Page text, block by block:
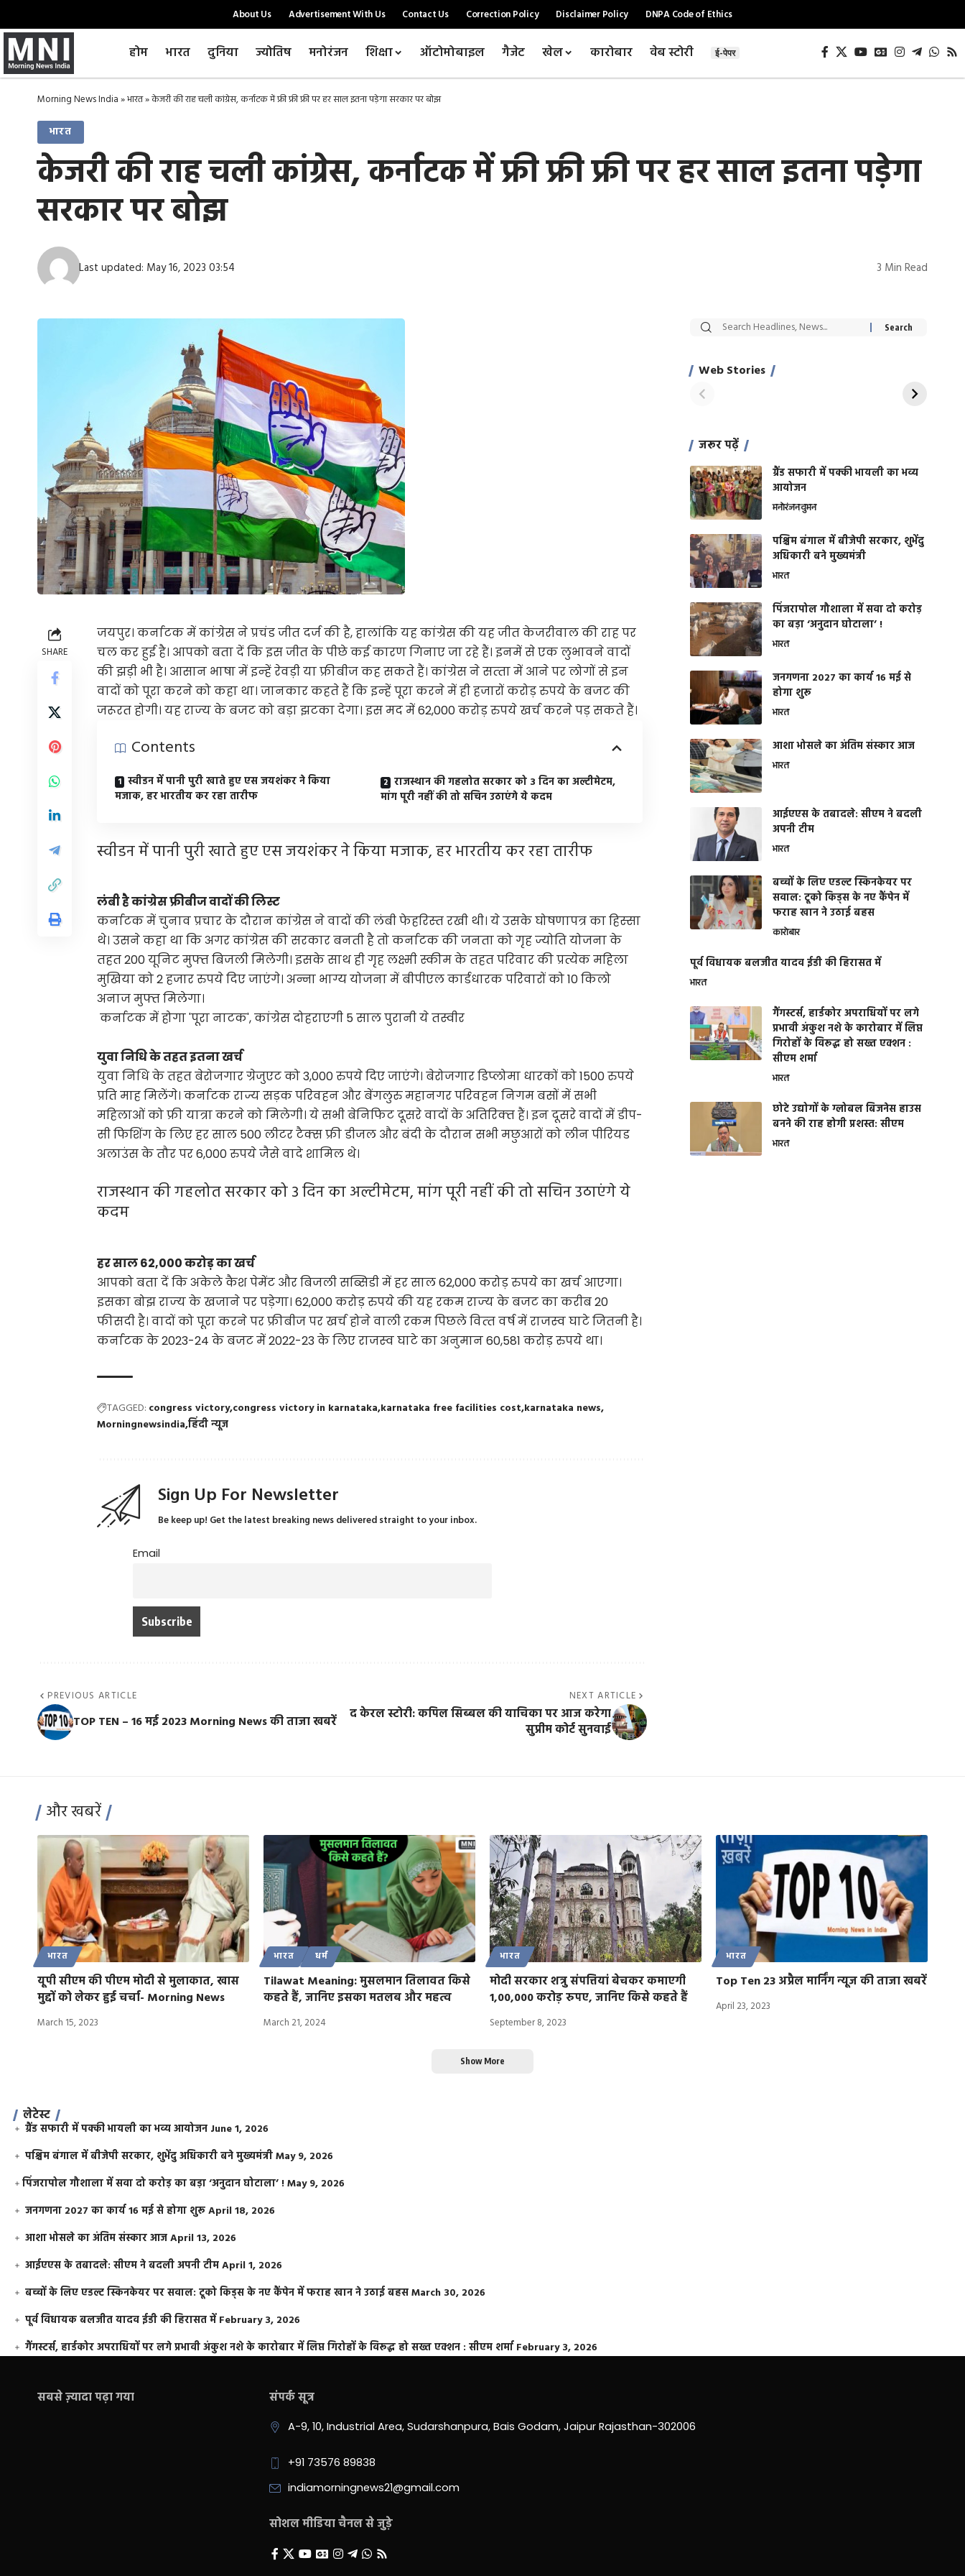
About Us Advertisement With Us Contact Us Correction Policy Disclaimer Policy DNPA Code of Ethics
होम भारत दुनिया ज्योतिष मनोरंजन शिक्षा ऑटोमोबाइल गैजेट खेल कारोबार वेब स्टोरी ई-पेपर
Morning News India»भारत»केजरी की राह चली कांग्रेस, कर्नाटक में फ्री फ्री फ्री पर हर साल इतना पड़ेगा सरकार पर बोझ
भारत
केजरी की राह चली कांग्रेस, कर्नाटक में फ्री फ्री फ्री पर हर साल इतना पड़ेगा
सरकार पर बोझ
Last updated: May 16, 2023 03:54 3 Min Read
SHARE
जयपुर। कर्नाटक में कांग्रेस ने प्रचंड जीत दर्ज की है, हालांकि यह कांग्रेस की यह जीत केजरीवाल की राह पर
चल कर हुई है। आपको बता दें कि इस जीत के पीछे कई कारण गिनाए जा रहे हैं। इनमें से एक लुभावने वादों
की झड़ी भी है। आसान भाषा में इन्‍हें रेवड़ी या फ्रीबीज कह सकते हैं। कांग्रेस ने सत्‍ता में आने पर लोगों से इन
वादों को पूरा करने को कहा था। जानकार कहते हैं कि इन्‍हें पूरा करने में ही हजारों करोड़ रुपये के बजट की
जरूरत होगी। यह राज्‍य के बजट को बड़ा झटका देगा। इस मद में 62,000 करोड़ रुपये खर्च करने पड़ सकते हैं।
Contents
स्वीडन में पानी पुरी खाते हुए एस जयशंकर ने किया
मजाक, हर भारतीय कर रहा तारीफ
राजस्थान की गहलोत सरकार को 3 दिन का अल्टीमेटम,
मांग पूरी नहीं की तो सचिन उठाएंगे ये कदम
स्वीडन में पानी पुरी खाते हुए एस जयशंकर ने किया मजाक, हर भारतीय कर रहा तारीफ
लंबी है कांग्रेस फ्रीबीज वादों की लिस्ट
कर्नाटक में चुनाव प्रचार के दौरान कांग्रेस ने वादों की लंबी फेहरिस्‍त रखी थी। ये उसके घोषणापत्र का हिस्‍सा
थे। उसने कहा था कि अगर कांग्रेस की सरकार बनती है तो कर्नाटक की जनता को गृह ज्योति योजना के
तहत 200 यूनिट मुफ्त बिजली मिलेगी। इसके साथ ही गृह लक्ष्मी स्कीम के तहत परिवार की प्रत्येक महिला
मुखिया को 2 हजार रुपये दिए जाएंगे। अन्ना भाग्य योजना में बीपीएल कार्डधारक परिवारों को 10 किलो
अनाज मुफ्त मिलेगा।
कर्नाटक में होगा 'पूरा नाटक', कांग्रेस दोहराएगी 5 साल पुरानी ये तस्वीर
युवा निधि के तहत इतना खर्च
युवा निधि के तहत बेरोजगार ग्रेजुएट को 3,000 रुपये दिए जाएंगे। बेरोजगार डिप्लोमा धारकों को 1500 रुपये
प्रति माह मिलेंगे। कर्नाटक राज्य सड़क परिवहन और बेंगलुरु महानगर परिवहन निगम बसों में सभी
महिलाओं को फ्री यात्रा करने को मिलेगी। ये सभी बेनिफिट दूसरे वादों के अतिरिक्‍त हैं। इन दूसरे वादों में डीप-
सी फिशिंग के लिए हर साल 500 लीटर टैक्‍स फ्री डीजल और बंदी के दौरान सभी मछुआरों को लीन पीरियड
अलाउंस के तौर पर 6,000 रुपये जैसे वादे शामिल थे।
राजस्थान की गहलोत सरकार को 3 दिन का अल्टीमेटम, मांग पूरी नहीं की तो सचिन उठाएंगे ये
कदम
हर साल 62,000 करोड़ का खर्च
आपको बता दें कि अकेले कैश पेमेंट और बिजली सब्सिडी में हर साल 62,000 करोड़ रुपये का खर्च आएगा।
इसका बोझ राज्‍य के खजाने पर पड़ेगा। 62,000 करोड़ रुपये की यह रकम राज्‍य के बजट का करीब 20
फीसदी है। वादों को पूरा करने पर फ्रीबीज पर खर्च होने वाली रकम पिछले वित्‍त वर्ष में राजस्‍व घाटे जितनी है।
कर्नाटक के 2023-24 के बजट में 2022-23 के लिए राजस्‍व घाटे का अनुमान 60,581 करोड़ रुपये था।
TAGGED: congress victory congress victory in karnataka karnataka free facilities cost karnataka news
Morningnewsindiaहिंदी न्यूज
Sign Up For Newsletter
Be keep up! Get the latest breaking news delivered straight to your inbox.
Email
PREVIOUS ARTICLE
TOP TEN – 16 मई 2023 Morning News की ताजा खबरें
NEXT ARTICLE
द केरल स्टोरी: कपिल सिब्बल की याचिका पर आज करेगा
सुप्रीम कोर्ट सुनवाई
Web Stories
सट्टेबाजी में अरेस्ट हुए
साहिल खान
रोज एक कच्चे लहसुन
जरूर पढ़ें
ग्रैंड सफारी में पक्की भायली का भव्य
आयोजन
मनोरंजनवुमन
पश्चिम बंगाल में बीजेपी सरकार, शुभेंदु
अधिकारी बने मुख्यमंत्री
भारत
​पिंजरापोल गौशाला में सवा दो करोड़
का बड़ा ‘अनुदान घोटाला’ !
भारत
जनगणना 2027 का कार्य 16 मई से
होगा शुरू
भारत
आशा भोसले का अंतिम संस्कार आज
भारत
आईएएस के तबादले: सीएम ने बदली
अपनी टीम
भारत
बच्चों के लिए एडल्ट स्किनकेयर पर
सवाल: टूको किड्स के नए कैंपेन में
फराह खान ने उठाई बहस
कारोबार
पूर्व विधायक बलजीत यादव ईडी की हिरासत में
भारत
गैंगस्टर्स, हार्डकोर अपराधियों पर लगे
प्रभावी अंकुश नशे के कारोबार में लिप्त
गिरोहों के विरूद्ध हो सख्त एक्शन :
सीएम शर्मा
भारत
छोटे उद्योगों के ग्लोबल बिजनेस हाउस
बनने की राह होगी प्रशस्त: सीएम
भारत
और खबरें
भारत
यूपी सीएम की पीएम मोदी से मुलाकात, खास
मुद्दों को लेकर हुई चर्चा- Morning News
March 15, 2023
भारत धर्म
Tilawat Meaning: मुसलमान तिलावत किसे
कहते हैं, जानिए इसका मतलब और महत्व
March 21, 2024
भारत
मोदी सरकार शत्रु संपत्तियां बेचकर कमाएगी
1,00,000 करोड़ रुपए, जानिए किसे कहते हैं
September 8, 2023
भारत
Top Ten 23 अप्रैल मार्निंग न्यूज की ताजा खबरें
April 23, 2023
Show More
लेटेस्ट
ग्रैंड सफारी में पक्की भायली का भव्य आयोजन June 1, 2026
पश्चिम बंगाल में बीजेपी सरकार, शुभेंदु अधिकारी बने मुख्यमंत्रीMay 9, 2026
​पिंजरापोल गौशाला में सवा दो करोड़ का बड़ा ‘अनुदान घोटाला’ !May 9, 2026
जनगणना 2027 का कार्य 16 मई से होगा शुरूApril 18, 2026
आशा भोसले का अंतिम संस्कार आजApril 13, 2026
आईएएस के तबादले: सीएम ने बदली अपनी टीमApril 1, 2026
बच्चों के लिए एडल्ट स्किनकेयर पर सवाल: टूको किड्स के नए कैंपेन में फराह खान ने उठाई बहसMarch 30, 2026
पूर्व विधायक बलजीत यादव ईडी की हिरासत में February 3, 2026
गैंगस्टर्स, हार्डकोर अपराधियों पर लगे प्रभावी अंकुश नशे के कारोबार में लिप्त गिरोहों के विरूद्ध हो सख्त एक्शन : सीएम शर्मा February 3, 2026
सबसे ज़्यादा पढ़ा गया संपर्क सूत्र
A-9, 10, Industrial Area, Sudarshanpura, Bais Godam, Jaipur Rajasthan-302006
+91 73576 89838
indiamorningnews21@gmail.com
सोशल मीडिया चैनल से जुड़े